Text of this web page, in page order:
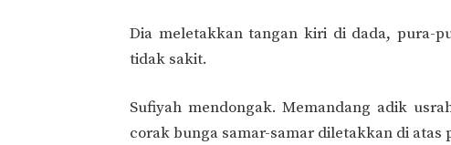
Dia meletakkan tangan kiri di dada, pura-
tidak sakit.
Sufiyah mendongak. Memandang adik
corak bunga samar-samar diletakkan di atas